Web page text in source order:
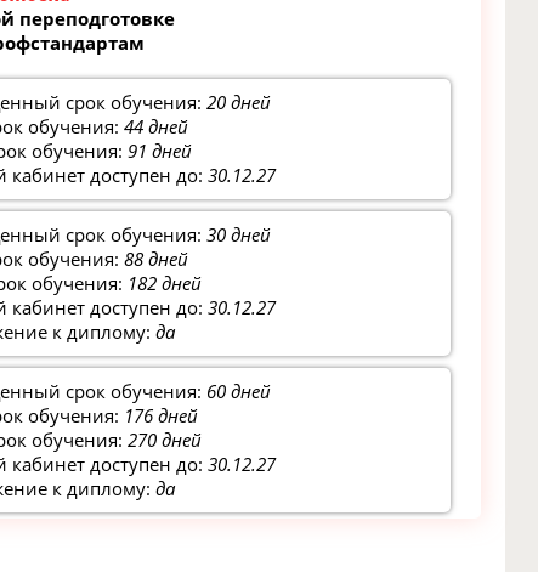
переподготовке
срок обучения:20 дней
обучения:44 дней
обучения:91 дней
доступен до:30.12.27
срок обучения:30 дней
обучения:88 дней
обучения: 182 дней
доступен до:30.12.27
к диплому:да
срок обучения: 60 дней
обучения: 176 дней
обучения:270 дней
доступен до:30.12.27
к диплому:да